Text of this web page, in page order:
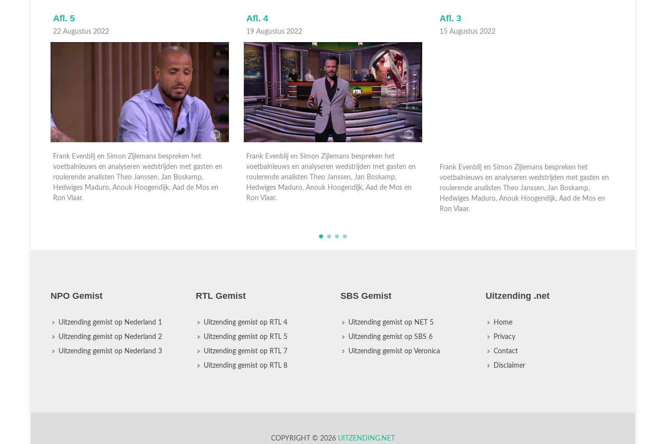
Afl. 5
22 Augustus 2022
Frank Evenblij en Simon Zijlemans bespreken het
voetbalnieuws en analyseren wedstrijden met gasten en
roulerende analisten Theo Janssen, Jan Boskamp,
Hedwiges Maduro, Anouk Hoogendijk, Aad de Mos en
Ron Vlaar.
Afl. 4
19 Augustus 2022
Frank Evenblij en Simon Zijlemans bespreken het
voetbalnieuws en analyseren wedstrijden met gasten en
roulerende analisten Theo Janssen, Jan Boskamp,
Hedwiges Maduro, Anouk Hoogendijk, Aad de Mos en
Ron Vlaar.
Afl. 3
15 Augustus 2022
voetbalnieuws en analyseren wedstrijden met gasten en
roulerende analisten Theo Janssen, Jan Boskamp,
Hedwiges Maduro, Anouk Hoogendijk, Aad de Mos en
Ron Vlaar.
NPO Gemist
Uitzending gemist op Nederland 1
Uitzending gemist op Nederland 2
Uitzending gemist op Nederland 3
RTL Gemist
Uitzending gemist op RTL 4
Uitzending gemist op RTL 5
Uitzending gemist op RTL 7
Uitzending gemist op RTL 8
SBS Gemist
Uitzending gemist op NET 5
Uitzending gemist op SBS 6
Uitzending gemist op Veronica
Uitzending .net
Home
Privacy
Contact
Disclaimer
COPYRIGHT © 2026 UITZENDING.NET